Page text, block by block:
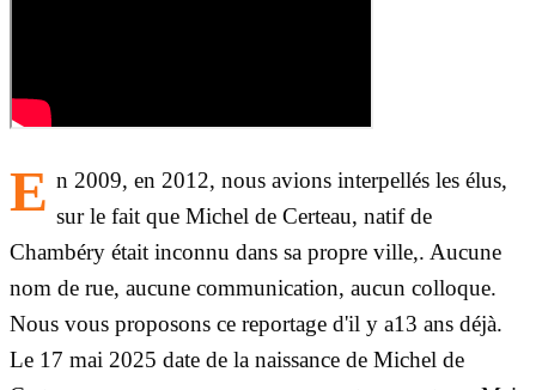
E n 2009, en 2012, nous avions interpellés les élus,
sur le fait que Michel de Certeau, natif de
Chambéry était inconnu dans sa propre ville,. Aucune
nom de rue, aucune communication, aucun colloque.
Nous vous proposons ce reportage d'il y a13 ans déjà.
Le 17 mai 2025 date de la naissance de Michel de